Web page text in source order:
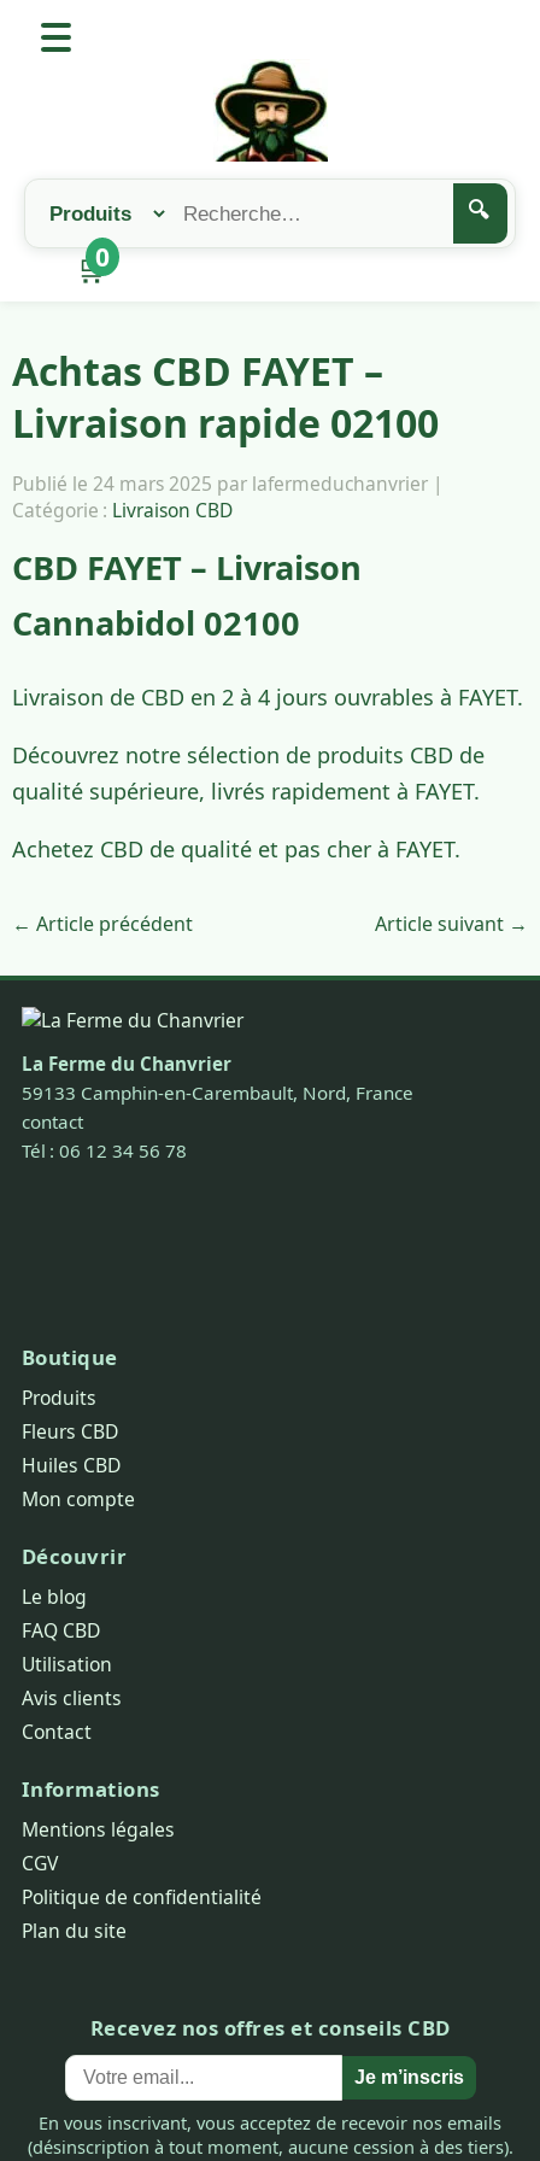
🔍
🛒
0
Achtas CBD FAYET –
Livraison rapide 02100
Publié le 24 mars 2025 par lafermeduchanvrier |
Catégorie : Livraison CBD
CBD FAYET – Livraison
Cannabidol 02100
Livraison de CBD en 2 à 4 jours ouvrables à FAYET.
Découvrez notre sélection de produits CBD de
qualité supérieure, livrés rapidement à FAYET.
Achetez CBD de qualité et pas cher à FAYET.
← Article précédent Article suivant →
La Ferme du Chanvrier
59133 Camphin-en-Carembault, Nord, France
contact
Tél : 06 12 34 56 78
Boutique
Produits
Fleurs CBD
Huiles CBD
Mon compte
Découvrir
Le blog
FAQ CBD
Utilisation
Avis clients
Contact
Informations
Mentions légales
CGV
Politique de confidentialité
Plan du site
Recevez nos offres et conseils CBD
Je m’inscris
En vous inscrivant, vous acceptez de recevoir nos emails
(désinscription à tout moment, aucune cession à des tiers).